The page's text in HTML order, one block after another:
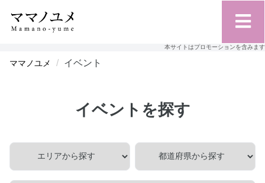
本サイトはプロモーションを含みます
ママノユメ イベント
イベントを探す